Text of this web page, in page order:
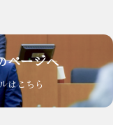
ページへ
はこちら